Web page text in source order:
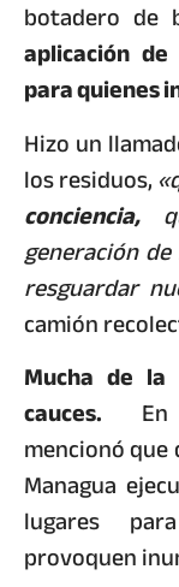
botadero de
aplicación
para quienes
Hizo un
los residuos,
conciencia,
generación
resguardar
camión
Mucha de
cauces.
mencionó
Managua
lugares
provoquen